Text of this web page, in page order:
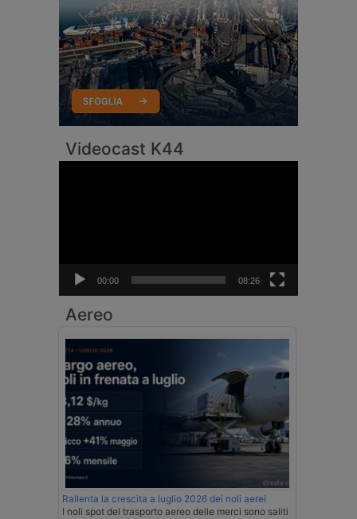
Videocast K44
00:00 08:26
Aereo
Rallenta la crescita a luglio 2026 dei noli aerei
I noli spot del trasporto aereo delle merci sono saliti